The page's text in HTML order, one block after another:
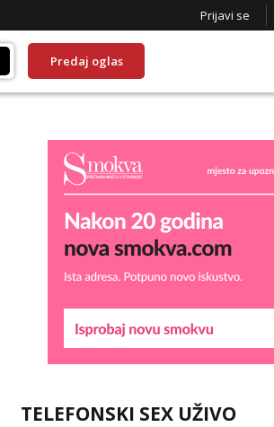
Prijavi se
Predaj oglas
TELEFONSKI SEX UŽIVO
Liliana
Tel:064/677-677 - Kod: #69